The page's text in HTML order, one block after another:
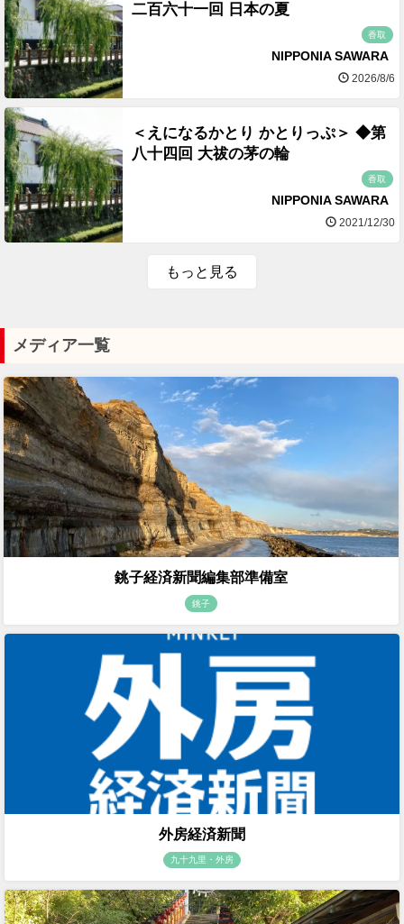
二百六十一回 日本の夏
香取
NIPPONIA SAWARA
2026/8/6
＜えになるかとり かとりっぷ＞ ◆第
八十四回 大祓の茅の輪
香取
NIPPONIA SAWARA
2021/12/30
もっと見る
メディア一覧
銚子経済新聞編集部準備室
銚子
外房経済新聞
九十九里・外房